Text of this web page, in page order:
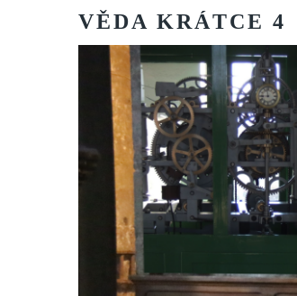
titulku
štítku
VĚDA KRÁTCE 4